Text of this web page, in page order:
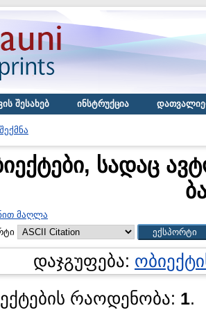
შესახებ ინსტრუქცია
სადაც
მაღლა
დაჯგუფება:
რაოდენობა: 1.